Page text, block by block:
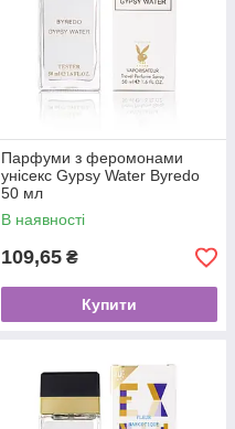
Парфуми з феромонами
унісекс Gypsy Water Byredo
50 мл
В наявності
109,65 ₴
Купити